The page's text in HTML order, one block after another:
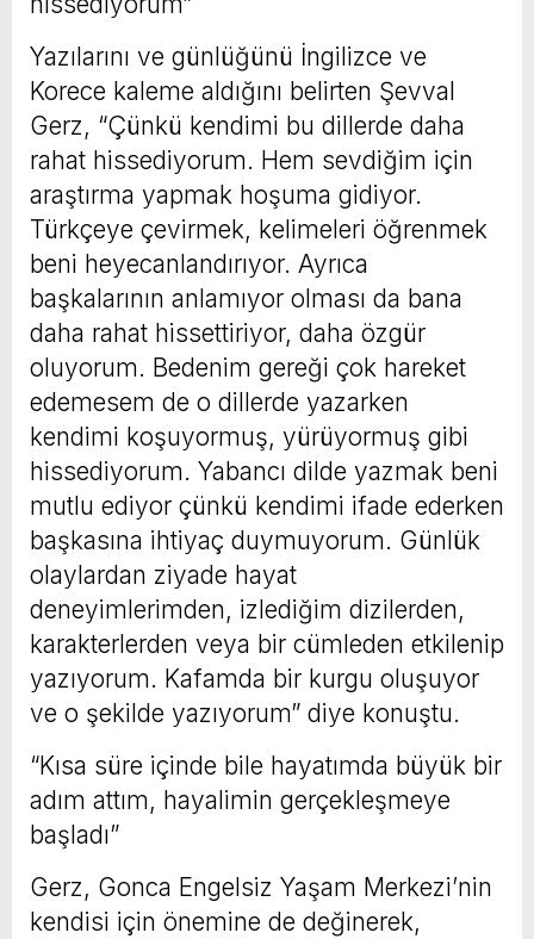
Yazılarını ve günlüğünü İngilizce ve
Korece kaleme aldığını belirten Şevval
Gerz, “Çünkü kendimi bu dillerde daha
rahat hissediyorum. Hem sevdiğim için
araştırma yapmak hoşuma gidiyor.
Türkçeye çevirmek, kelimeleri öğrenmek
beni heyecanlandırıyor. Ayrıca
başkalarının anlamıyor olması da bana
daha rahat hissettiriyor, daha özgür
oluyorum. Bedenim gereği çok hareket
edemesem de o dillerde yazarken
kendimi koşuyormuş, yürüyormuş gibi
hissediyorum. Yabancı dilde yazmak beni
mutlu ediyor çünkü kendimi ifade ederken
başkasına ihtiyaç duymuyorum. Günlük
olaylardan ziyade hayat
deneyimlerimden, izlediğim dizilerden,
karakterlerden veya bir cümleden etkilenip
yazıyorum. Kafamda bir kurgu oluşuyor
ve o şekilde yazıyorum” diye konuştu.
“Kısa süre içinde bile hayatımda büyük bir
adım attım, hayalimin gerçekleşmeye
başladı”
Gerz, Gonca Engelsiz Yaşam Merkezi’nin
kendisi için önemine de değinerek,